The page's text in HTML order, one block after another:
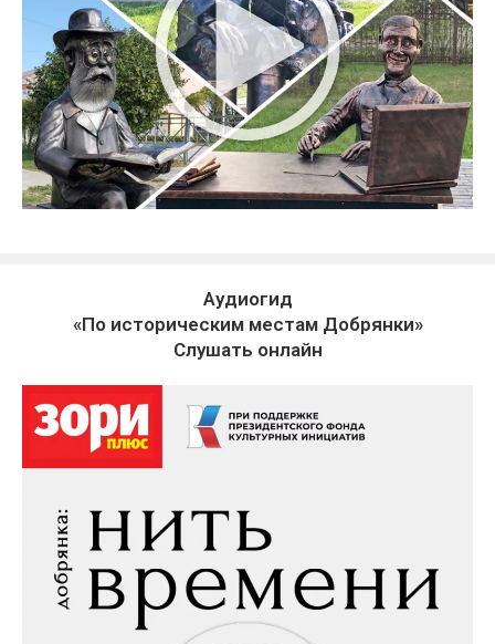
Аудиогид
«По историческим местам Добрянки»
Слушать онлайн